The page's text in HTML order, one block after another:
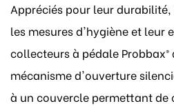
Appréciés pour leur
les mesures d'hygiène et leur
collecteurs à pédale
mécanisme d'ouverture
à un couvercle permettant de